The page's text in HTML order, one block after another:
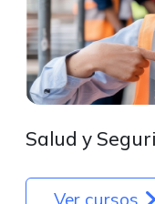
Salud y
Ver cursos